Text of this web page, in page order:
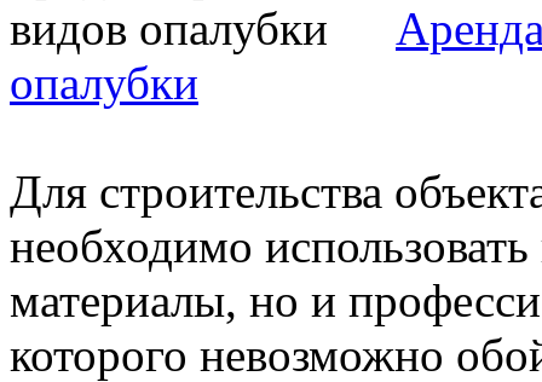
опалубки
Для строительства
необходимо
материалы, но и
которого невозможно